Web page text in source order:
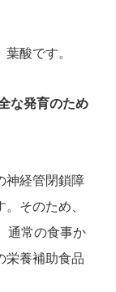
酸です。
な発育のため
神経管閉鎖障
そのため、
通常の食事か
栄養補助食品